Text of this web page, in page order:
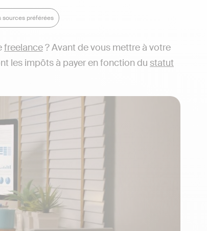
sources préférées
freelance? Avant de vous mettre à votre
les impôts à payer en fonction du statut